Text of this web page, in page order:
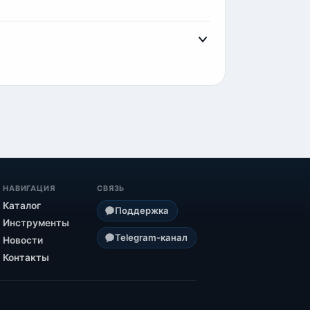
НАВИГАЦИЯ
Каталог
Инструменты
Новости
Контакты
СВЯЗЬ
Поддержка
Telegram-канал